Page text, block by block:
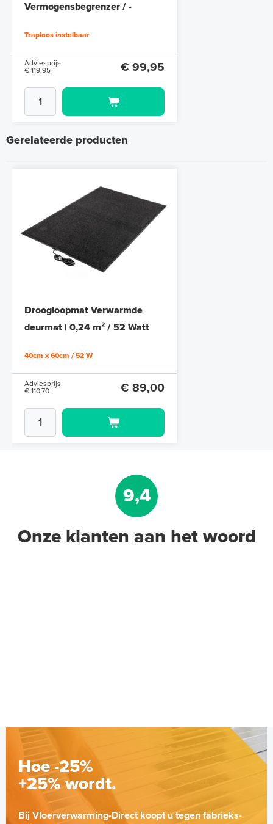
Vermogensbegrenzer / -
Traploos instelbaar
Adviesprijs
€ 119,95
€ 99,95
Gerelateerde producten
Droogloopmat Verwarmde
deurmat | 0,24 m² / 52 Watt
40cm x 60cm / 52 W
Adviesprijs
€ 110,70
€ 89,00
9,4
Onze klanten aan het woord
Hoe -25%
+25% wordt.
Bij Vloerverwarming-Direct koopt u tegen fabrieks-